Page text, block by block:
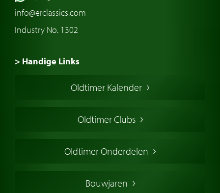
info@erclassics.com
Industry No. 1302
> Handige Links
Amerikaanse oldtimers
Franse oldtimers
Oldtimer Kalender
Oldtimer Clubs
Oldtimer Onderdelen
Bouwjaren